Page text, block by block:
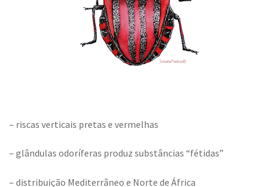
– riscas verticais pretas e vermelhas
– glândulas odoríferas produz substâncias “fétidas”
– distribuição Mediterrâneo e Norte de África